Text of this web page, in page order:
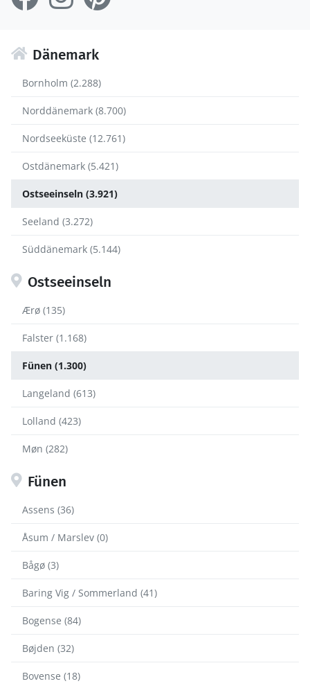
Dänemark
Bornholm (2.288)
Norddänemark (8.700)
Nordseeküste (12.761)
Ostdänemark (5.421)
Ostseeinseln (3.921)
Seeland (3.272)
Süddänemark (5.144)
Ostseeinseln
Ærø (135)
Falster (1.168)
Fünen (1.300)
Langeland (613)
Lolland (423)
Møn (282)
Fünen
Assens (36)
Åsum / Marslev (0)
Bågø (3)
Baring Vig / Sommerland (41)
Bogense (84)
Bøjden (32)
Bovense (18)